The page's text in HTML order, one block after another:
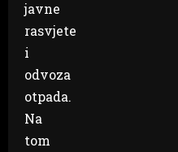
javne
rasvjete
i
odvoza
otpada.
Na
tom